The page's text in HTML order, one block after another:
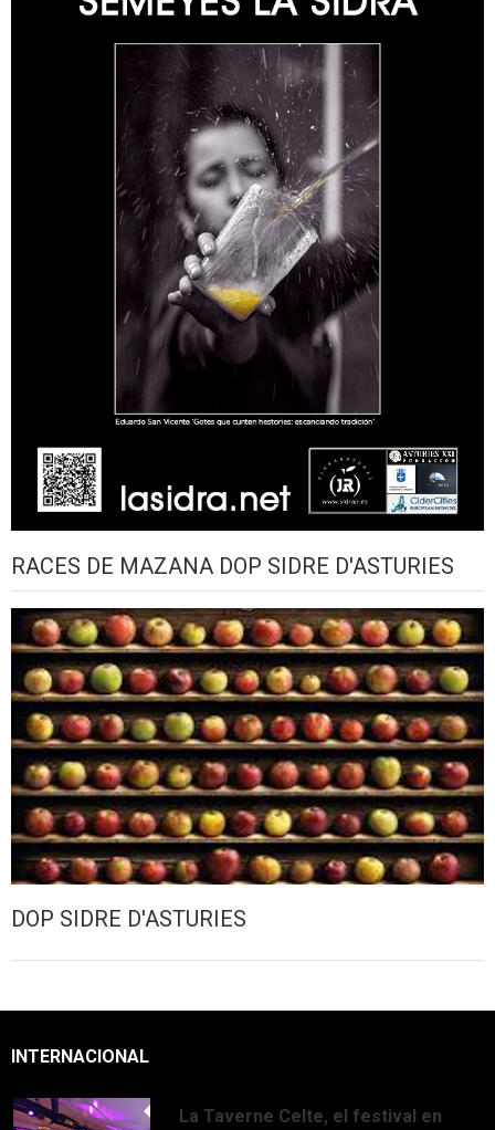
RACES DE MAZANA DOP SIDRE D'ASTURIES
DOP SIDRE D'ASTURIES
INTERNACIONAL
La Taverne Celte, el festival en